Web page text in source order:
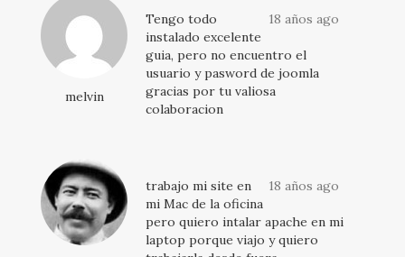
melvin
18 años ago
Tengo todo
instalado excelente
guia, pero no encuentro el
usuario y pasword de joomla
gracias por tu valiosa
colaboracion
18 años ago
trabajo mi site en
mi Mac de la oficina
pero quiero intalar apache en mi
laptop porque viajo y quiero